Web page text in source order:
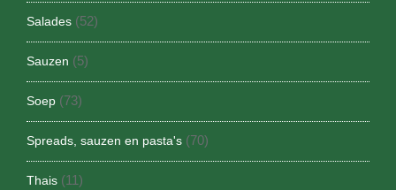
Salades (52)
Sauzen (5)
Soep (73)
Spreads, sauzen en pasta's (70)
Thais (11)